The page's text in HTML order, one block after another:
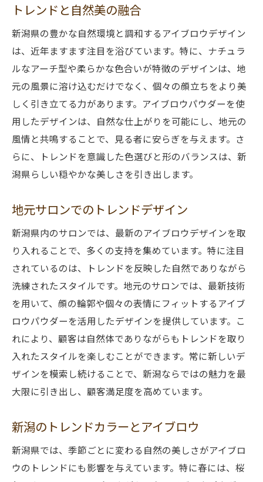
トレンドと自然美の融合
新潟県の豊かな自然環境と調和するアイブロウデザイン
は、近年ますます注目を浴びています。特に、ナチュラ
ルなアーチ型や柔らかな色合いが特徴のデザインは、地
元の風景に溶け込むだけでなく、個々の顔立ちをより美
しく引き立てる力があります。アイブロウパウダーを使
用したデザインは、自然な仕上がりを可能にし、地元の
風情と共鳴することで、見る者に安らぎを与えます。さ
らに、トレンドを意識した色選びと形のバランスは、新
潟県らしい穏やかな美しさを引き出します。
地元サロンでのトレンドデザイン
新潟県内のサロンでは、最新のアイブロウデザインを取
り入れることで、多くの支持を集めています。特に注目
されているのは、トレンドを反映した自然でありながら
洗練されたスタイルです。地元のサロンでは、最新技術
を用いて、顔の輪郭や個々の表情にフィットするアイブ
ロウパウダーを活用したデザインを提供しています。こ
れにより、顧客は自然体でありながらもトレンドを取り
入れたスタイルを楽しむことができます。常に新しいデ
ザインを模索し続けることで、新潟ならではの魅力を最
大限に引き出し、顧客満足度を高めています。
新潟のトレンドカラーとアイブロウ
新潟県では、季節ごとに変わる自然の美しさがアイブロ
ウのトレンドにも影響を与えています。特に春には、桜